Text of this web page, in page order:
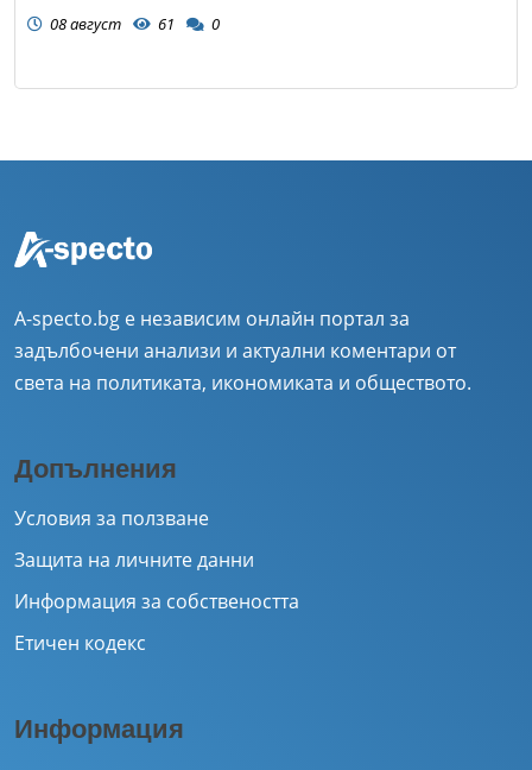
08 август 61 0
A-specto.bg е независим онлайн портал за
задълбочени анализи и актуални коментари от
света на политиката, икономиката и обществото.
Допълнения
Условия за ползване
Защита на личните данни
Информация за собствеността
Етичен кодекс
Информация